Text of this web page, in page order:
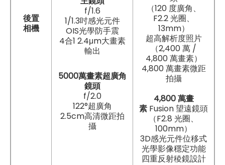
後置
相機
f/1.6
1/1.3吋感光元件
OIS光學防手震
4合1 2.4μm大畫素
輸出
5000萬畫素超廣角
鏡頭
f/2.0
122°超廣角
2.5cm高清微距拍
攝
（120 度廣角、
F2.2 光圈、
13mm）
超高解析度照片
（2,400 萬 /
4,800 萬畫素）
4,800 萬畫素微距
拍攝
4,800 萬畫
素 Fusion 望遠鏡頭
（F2.8 光圈、
100mm）
3D感光元件位移式
光學影像穩定功能
四重反射稜鏡設計